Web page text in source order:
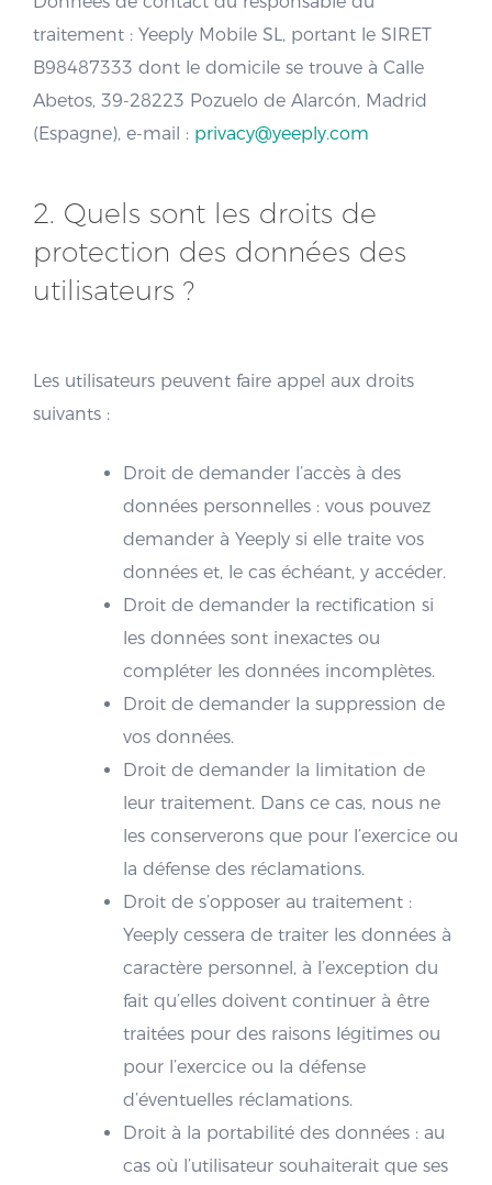
traitement : Yeeply Mobile SL, portant le SIRET
B98487333 dont le domicile se trouve à Calle
Abetos, 39-28223 Pozuelo de Alarcón, Madrid
(Espagne), e-mail : privacy@yeeply.com
2. Quels sont les droits de
protection des données des
utilisateurs ?
Les utilisateurs peuvent faire appel aux droits
suivants :
Droit de demander l’accès à des
données personnelles : vous pouvez
demander à Yeeply si elle traite vos
données et, le cas échéant, y accéder.
Droit de demander la rectification si
les données sont inexactes ou
compléter les données incomplètes.
Droit de demander la suppression de
vos données.
Droit de demander la limitation de
leur traitement. Dans ce cas, nous ne
les conserverons que pour l’exercice ou
la défense des réclamations.
Droit de s’opposer au traitement :
Yeeply cessera de traiter les données à
caractère personnel, à l’exception du
fait qu’elles doivent continuer à être
traitées pour des raisons légitimes ou
pour l’exercice ou la défense
d’éventuelles réclamations.
Droit à la portabilité des données : au
cas où l’utilisateur souhaiterait que ses